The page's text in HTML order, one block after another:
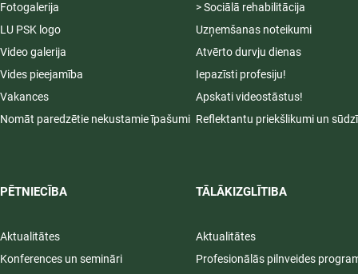
Fotogalerija
LU PSK logo
Video galerija
Vides pieejamība
Vakances
Nomāt paredzētie nekustamie īpašumi
PĒTNIECĪBA
Aktualitātes
Konferences un semināri
> Sociālā rehabilitācija
Uzņemšanas noteikumi
Atvērto durvju dienas
Iepazīsti profesiju!
Apskati videostāstus!
Reflektantu priekšlikumi un
TĀLĀKIZGLĪTIBA
Aktualitātes
Profesionālās pilnveides